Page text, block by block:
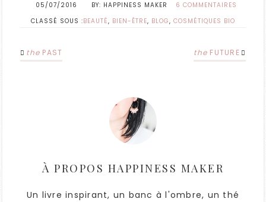
05/07/2016 HAPPINESS MAKER
6 COMMENTAIRES
CLASSÉ SOUS :BEAUTÉ, BIEN-ÊTRE, BLOG, COSMÉTIQUES BIO
the PAST the FUTURE
À PROPOS HAPPINESS MAKER
Un livre inspirant, un banc à l'ombre, un thé